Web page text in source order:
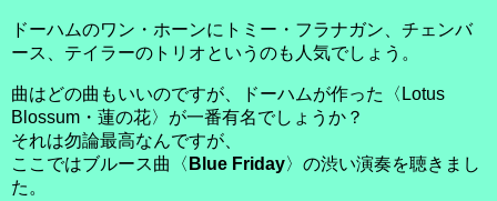
ドーハムのワン・ホーンにトミー・フラナガン、チェンバ
ース、テイラーのトリオというのも人気でしょう。
曲はどの曲もいいのですが、ドーハムが作った〈Lotus
Blossum・蓮の花〉が一番有名でしょうか？
それは勿論最高なんですが、
ここではブルース曲〈 Blue Friday〉の渋い演奏を聴きまし
た。